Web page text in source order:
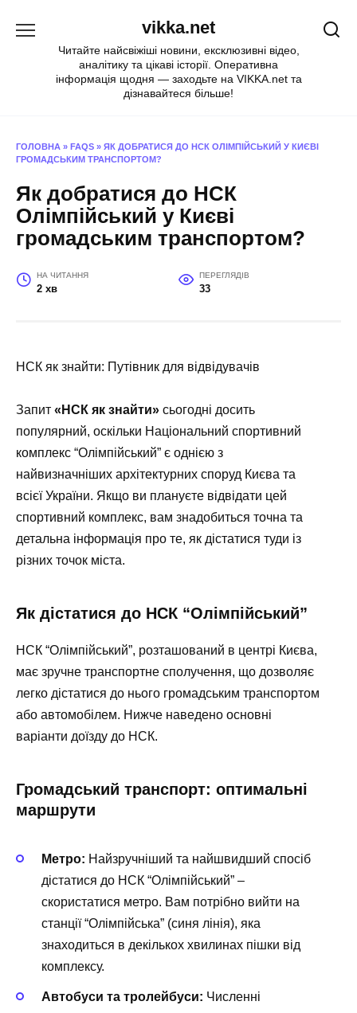
vikka.net
Читайте найсвіжіші новини, ексклюзивні відео,
аналітику та цікаві історії. Оперативна
інформація щодня — заходьте на VIKKA.net та
дізнавайтеся більше!
ГОЛОВНА » FAQS » ЯК ДОБРАТИСЯ ДО НСК ОЛІМПІЙСЬКИЙ У КИЄВІ
ГРОМАДСЬКИМ ТРАНСПОРТОМ?
Як добратися до НСК
Олімпійський у Києві
громадським транспортом?
НА ЧИТАННЯ
2 хв
ПЕРЕГЛЯДІВ
33
НСК як знайти: Путівник для відвідувачів
Запит «НСК як знайти» сьогодні досить
популярний, оскільки Національний спортивний
комплекс “Олімпійський” є однією з
найвизначніших архітектурних споруд Києва та
всієї України. Якщо ви плануєте відвідати цей
спортивний комплекс, вам знадобиться точна та
детальна інформація про те, як дістатися туди із
різних точок міста.
Як дістатися до НСК “Олімпійський”
НСК “Олімпійський”, розташований в центрі Києва,
має зручне транспортне сполучення, що дозволяє
легко дістатися до нього громадським транспортом
або автомобілем. Нижче наведено основні
варіанти доїзду до НСК.
Громадський транспорт: оптимальні
маршрути
Метро: Найзручніший та найшвидший спосіб
дістатися до НСК “Олімпійський” –
скористатися метро. Вам потрібно вийти на
станції “Олімпійська” (синя лінія), яка
знаходиться в декількох хвилинах пішки від
комплексу.
Автобуси та тролейбуси: Численні